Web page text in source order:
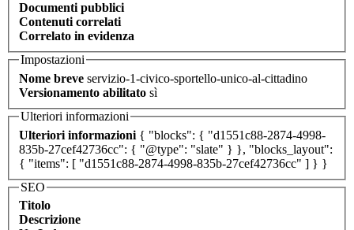
Documenti pubblici
Contenuti correlati
Correlato in evidenza
Impostazioni
Nome breve servizio-1-civico-sportello-unico-al-cittadino
Versionamento abilitato sì
Ulteriori informazioni
Ulteriori informazioni { "blocks": { "d1551c88-2874-4998-
835b-27cef42736cc": { "@type": "slate" } }, "blocks_layout":
{ "items": [ "d1551c88-2874-4998-835b-27cef42736cc" ] } }
SEO
Titolo
Descrizione